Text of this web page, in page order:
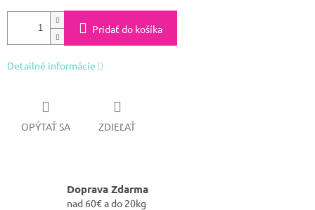
Pridať do košíka
Detailné informácie
OPÝTAŤ SA ZDIEĽAŤ
Doprava Zdarma
nad 60€ a do 20kg